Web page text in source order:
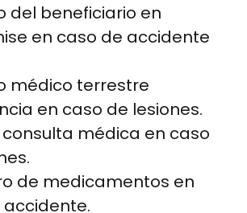
del beneficiario en
en caso de accidente
médico terrestre
en caso de lesiones.
médica en caso
de medicamentos en